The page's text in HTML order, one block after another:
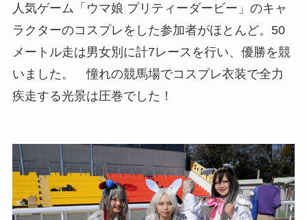
人気ゲーム「ウマ娘 プリティーダービー」のキャ
ラクターのコスプレをした参加者がほとんど。50
メートル走は男女別に計7レースを行い、優勝を競
いました。 憧れの競馬場でコスプレ衣装で全力
疾走する光景は圧巻でした！